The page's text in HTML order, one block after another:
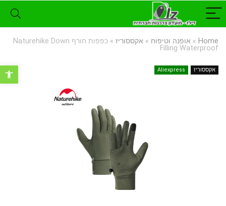
פתח
Home
» אופנה וטיפוח » אקססוריז »
כפפות חורף Naturehike Down
Filling Waterproof
אקססוריז Aliexpress